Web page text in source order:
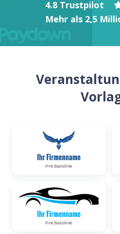
4.8 Trustpilot
Mehr als 2,5